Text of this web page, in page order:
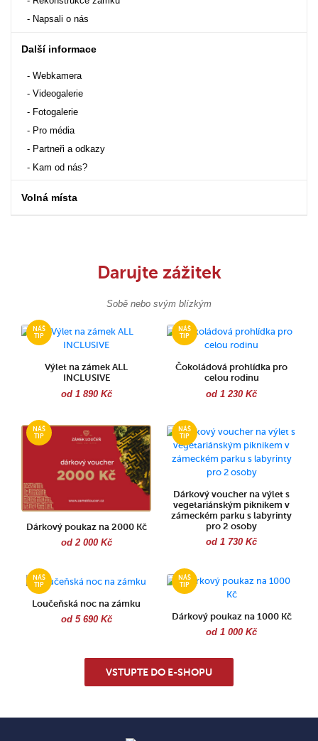
Napsali o nás
Další informace
Webkamera
Videogalerie
Fotogalerie
Pro média
Partneři a odkazy
Kam od nás?
Volná místa
Darujte zážitek
Sobě nebo svým blízkým
Výlet na zámek ALL
INCLUSIVE
od 1 890 Kč
Čokoládová prohlídka pro
celou rodinu
od 1 230 Kč
Dárkový poukaz na 2000 Kč
od 2 000 Kč
Dárkový voucher na výlet s
vegetariánským piknikem v
zámeckém parku s labyrinty
pro 2 osoby
od 1 730 Kč
Loučeňská noc na zámku
od 5 690 Kč
Dárkový poukaz na 1000 Kč
od 1 000 Kč
VSTUPTE DO E-SHOPU